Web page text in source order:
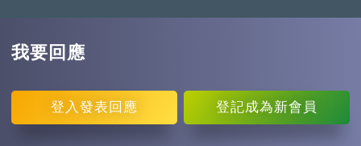
我要回應
登入 發表回應 登記成為新會員